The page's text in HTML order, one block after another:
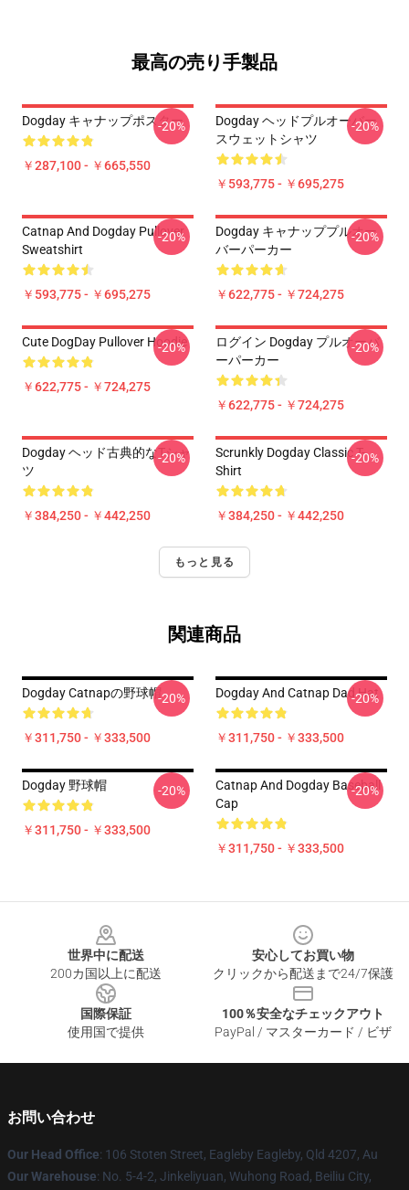
最高の売り手製品
Dogday キャナップポスター
￥287,100 - ￥665,550
-20%
Dogday ヘッドプルオーバー
スウェットシャツ
￥593,775 - ￥695,275
-20%
Catnap And Dogday Pullover
Sweatshirt
￥593,775 - ￥695,275
-20%
Dogday キャナッププルオー
バーパーカー
￥622,775 - ￥724,275
-20%
Cute DogDay Pullover Hoodie
￥622,775 - ￥724,275
-20%
ログイン Dogday プルオーバ
ーパーカー
￥622,775 - ￥724,275
-20%
Dogday ヘッド古典的なTシャ
ツ
￥384,250 - ￥442,250
-20%
Scrunkly Dogday Classic T-
Shirt
￥384,250 - ￥442,250
-20%
もっと見る
関連商品
Dogday Catnapの野球帽
￥311,750 - ￥333,500
-20% Dogday And Catnap Dad Hat
￥311,750 - ￥333,500
-20%
Dogday 野球帽
￥311,750 - ￥333,500
-20%
Catnap And Dogday Baseball
Cap
￥311,750 - ￥333,500
-20%
世界中に配送
200カ国以上に配送
安心してお買い物
クリックから配送まで24/7保護
国際保証
使用国で提供
100％安全なチェックアウト
PayPal / マスターカード / ビザ
お問い合わせ
Our Head Office: 106 Stoten Street, Eagleby Eagleby, Qld 4207, Au
Our Warehouse: No. 5-4-2, Jinkeliyuan, Wuhong Road, Beiliu City,